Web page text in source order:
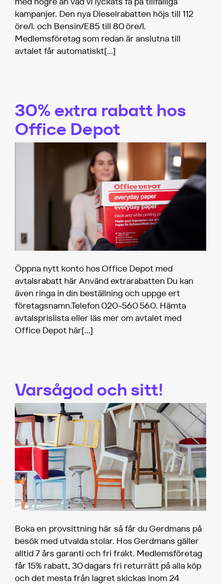
kampanjer. Den nya Dieselrabatten höjs till 112
öre/l. och Bensin/E85 till 80 öre/l.
Medlemsföretag som redan är anslutna till
avtalet får automatiskt[…]
30% extra rabatt hos
Office Depot
Öppna nytt konto hos Office Depot med
avtalsrabatt här Använd extrarabatten Du kan
även ringa in din beställning och uppge ert
företagsnamn.Telefon 020-560 560. Hämta
avtalsprislista eller läs mer om avtalet med
Office Depot här[…]
Varsågod och sitt!
Boka en provsittning här så får du Gerdmans på
besök med utvalda stolar. Hos Gerdmans gäller
alltid 7 års garanti och fri frakt. Medlemsföretag
får 15% rabatt, 30 dagars fri returrätt på alla köp
och det mesta från lagret skickas inom 24